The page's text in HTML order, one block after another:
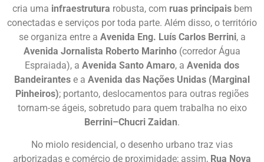
cria uma infraestrutura robusta, com ruas principaisbem
conectadas e serviços por toda parte. Além disso, o território
se organiza entre a Avenida Eng. Luís Carlos Berrini, a
Avenida Jornalista Roberto Marinho (corredor Água
Espraiada), a Avenida Santo Amaro, a Avenida dos
Bandeirantes e a Avenida das Nações Unidas (Marginal
Pinheiros); portanto, deslocamentos para outras regiões
tornam-se ágeis, sobretudo para quem trabalha no eixo
Berrini–Chucri Zaidan.
No miolo residencial, o desenho urbano traz vias
arborizadas e comércio de proximidade; assim, Rua Nova